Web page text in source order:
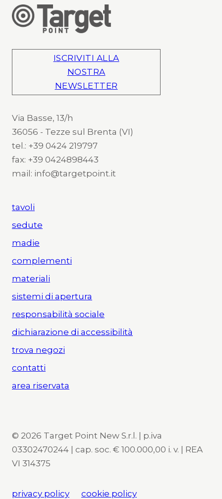
ISCRIVITI ALLA
NOSTRA
NEWSLETTER
Via Basse, 13/h
36056 - Tezze sul Brenta (VI)
tel.: +39 0424 219797
fax: +39 0424898443
mail: info@targetpoint.it
tavoli
sedute
madie
complementi
materiali
sistemi di apertura
responsabilità sociale
dichiarazione di accessibilità
trova negozi
contatti
area riservata
© 2026 Target Point New S.r.l. | p.iva
03302470244 | cap. soc. € 100.000,00 i. v. | REA
VI 314375
privacy policy cookie policy